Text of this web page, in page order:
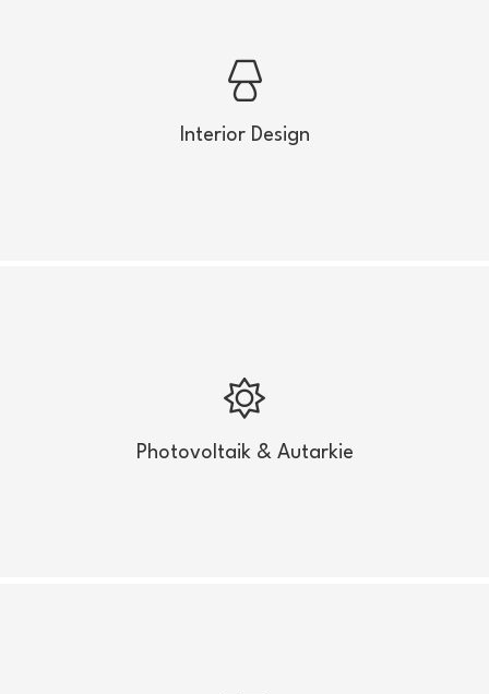
Interior Design
Lassen Sie von Profis Ihr Haus einrichten und
gestalten
Photovoltaik & Autarkie
Werden Sie unabhängig durch Solar oder PV-
Anlage